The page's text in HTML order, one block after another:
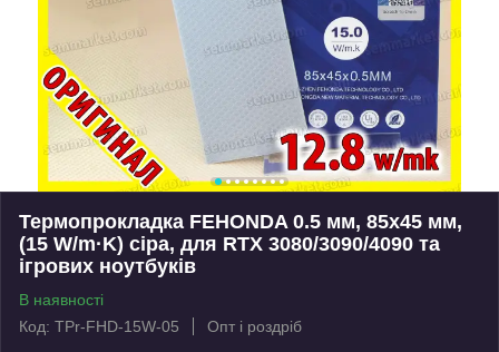
Термопрокладка FEHONDA 0.5 мм, 85x45 мм,
(15 W/m·K) сіра, для RTX 3080/3090/4090 та
ігрових ноутбуків
В наявності
Код: TPr-FHD-15W-05
Опт і роздріб